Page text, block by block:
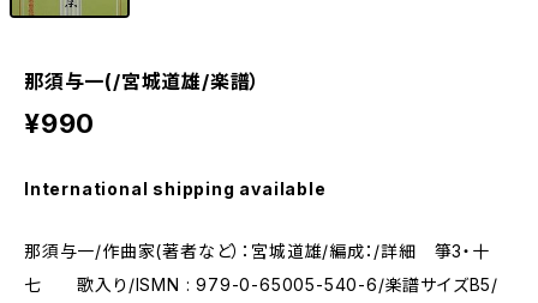
那須与一(/宮城道雄/楽譜）
¥990
International shipping available
那須与一/作曲家(著者など）：宮城道雄/編成：/詳細 箏3・十
七 歌入り/ISMN : 979-0-65005-540-6/楽譜サイズB5/